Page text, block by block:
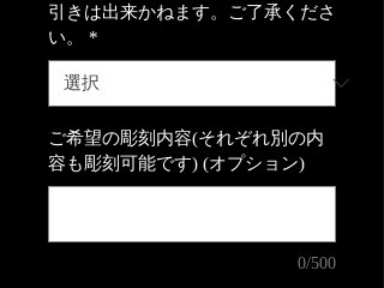
引きは出来かねます。ご了承くださ
い。
*
ご希望の彫刻内容(それぞれ別の内
容も彫刻可能です) (オプション)
0/500